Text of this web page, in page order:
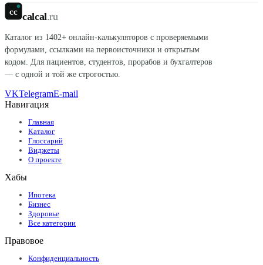
cc calcal.ru
Каталог из 1402+ онлайн-калькуляторов с проверяемыми
формулами, ссылками на первоисточники и открытым
кодом. Для пациентов, студентов, прорабов и бухгалтеров
— с одной и той же строгостью.
VKTelegramE-mail
Навигация
Главная
Каталог
Глоссарий
Виджеты
О проекте
Хабы
Ипотека
Бизнес
Здоровье
Все категории
Правовое
Конфиденциальность